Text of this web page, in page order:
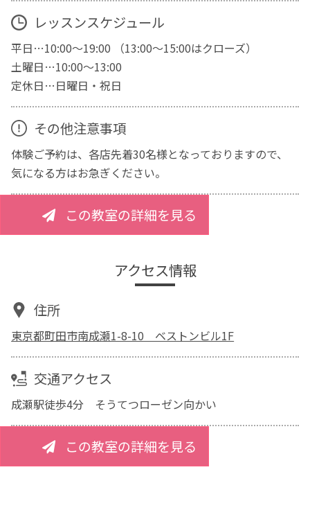
レッスンスケジュール
平日…10:00～19:00 （13:00～15:00はクローズ）
土曜日…10:00～13:00
定休日…日曜日・祝日
その他注意事項
体験ご予約は、各店先着30名様となっておりますので、
気になる方はお急ぎください。
この教室の詳細を見る
アクセス情報
住所
東京都町田市南成瀬1-8-10 ベストンビル1F
交通アクセス
成瀬駅徒歩4分 そうてつローゼン向かい
この教室の詳細を見る